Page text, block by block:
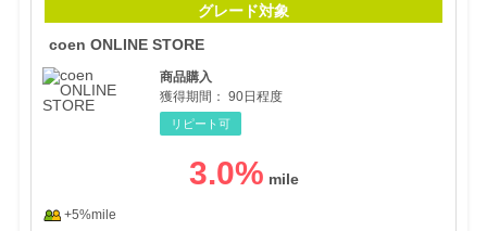
グレード対象
coen ONLINE STORE
商品購入
獲得期間： 90日程度
リピート可
3.0%
+5%mile